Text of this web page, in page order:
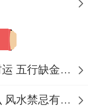
日冲羊；家中如
！
但切记当日忌祭
五行缺金的人是不是没有财运 五行缺金的人命运好不好
五行缺火的人需要注意什么 风水禁忌有哪些